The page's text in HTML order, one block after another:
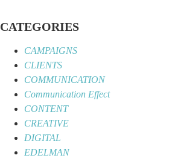
to
CATEGORIES
CAMPAIGNS
CLIENTS
COMMUNICATION
Communication Effect
CONTENT
CREATIVE
DIGITAL
EDELMAN